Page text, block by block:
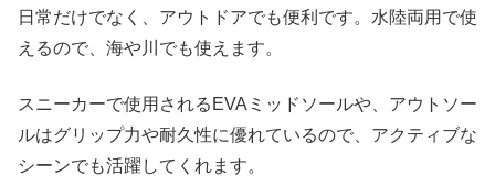
日常だけでなく、アウトドアでも便利です。水陸両用で使
えるので、海や川でも使えます。
スニーカーで使用されるEVAミッドソールや、アウトソー
ルはグリップ力や耐久性に優れているので、アクティブな
シーンでも活躍してくれます。